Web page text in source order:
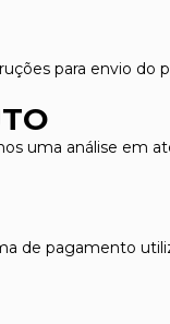
para envio do
uma análise em
de pagamento